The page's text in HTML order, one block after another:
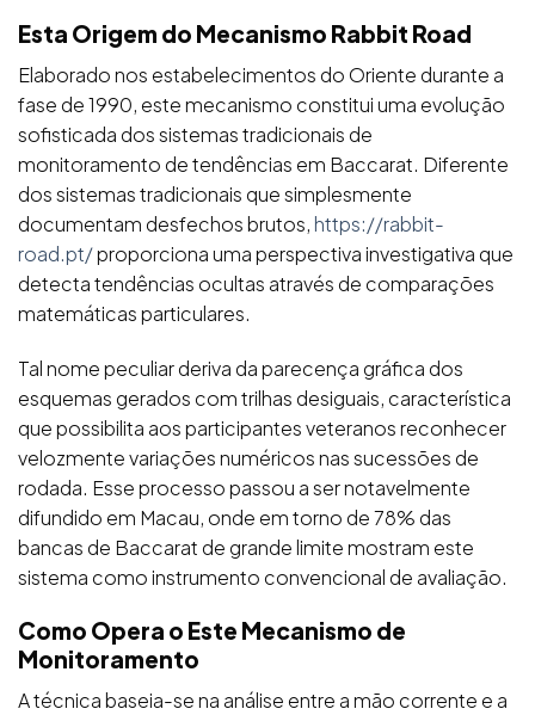
Esta Origem do Mecanismo Rabbit Road
Elaborado nos estabelecimentos do Oriente durante a
fase de 1990, este mecanismo constitui uma evolução
sofisticada dos sistemas tradicionais de
monitoramento de tendências em Baccarat. Diferente
dos sistemas tradicionais que simplesmente
documentam desfechos brutos, https://rabbit-
road.pt/proporciona uma perspectiva investigativa que
detecta tendências ocultas através de comparações
matemáticas particulares.
Tal nome peculiar deriva da parecença gráfica dos
esquemas gerados com trilhas desiguais, característica
que possibilita aos participantes veteranos reconhecer
velozmente variações numéricos nas sucessões de
rodada. Esse processo passou a ser notavelmente
difundido em Macau, onde em torno de 78% das
bancas de Baccarat de grande limite mostram este
sistema como instrumento convencional de avaliação.
Como Opera o Este Mecanismo de
Monitoramento
A técnica baseia-se na análise entre a mão corrente e a